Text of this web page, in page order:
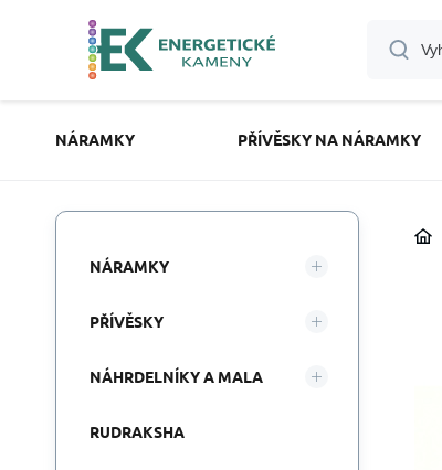
NÁRAMKY PŘÍVĚSKY NA NÁRAMKY
NÁRAMKY
PŘÍVĚSKY
NÁHRDELNÍKY A MALA
RUDRAKSHA